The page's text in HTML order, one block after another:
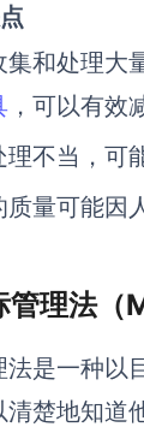
集和处理大
，可以有效
理不当，可
质量可能因
管理法（
法是一种以
清楚地知道